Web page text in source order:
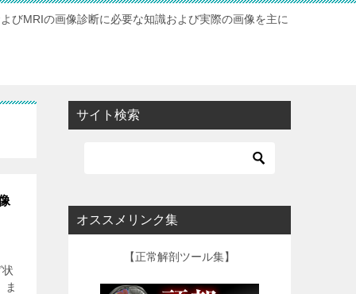
びMRIの画像診断に必要な知識および実際の画像を主に
ま
サイト検索
オススメリンク集
【正常解剖ツール集】